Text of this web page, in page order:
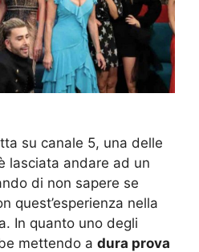
su canale 5, una delle
lasciata andare ad un
di non sapere se
quest’esperienza nella
In quanto uno degli
mettendo a dura prova